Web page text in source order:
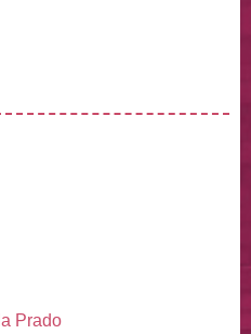
Prado